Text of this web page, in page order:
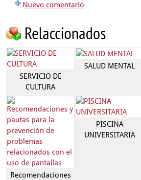
Nuevo comentario
Relaccionados
SERVICIO DE
CULTURA
SALUD MENTAL
Recomendaciones
PISCINA
UNIVERSITARIA